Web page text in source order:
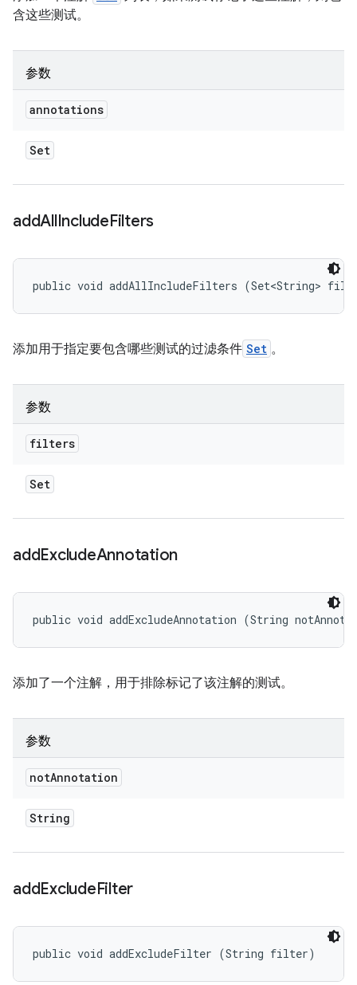
含这些测试。
参数
annotations
Set
addAllIncludeFilters
public void addAllIncludeFilters (Set<String>
添加用于指定要包含哪些测试的过滤条件 Set 。
参数
filters
Set
addExcludeAnnotation
public void addExcludeAnnotation (String
添加了一个注解，用于排除标记了该注解的测试。
参数
notAnnotation
String
addExcludeFilter
public void addExcludeFilter (String filter)